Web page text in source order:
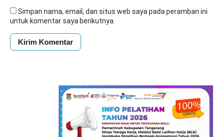
Simpan nama, email, dan situs web saya pada peramban ini
untuk komentar saya berikutnya.